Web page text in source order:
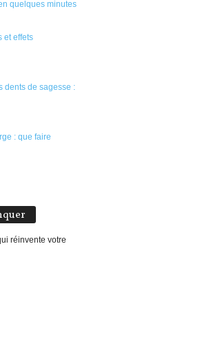
quelques minutes
et effets
dents de sagesse :
: que faire
réinvente votre